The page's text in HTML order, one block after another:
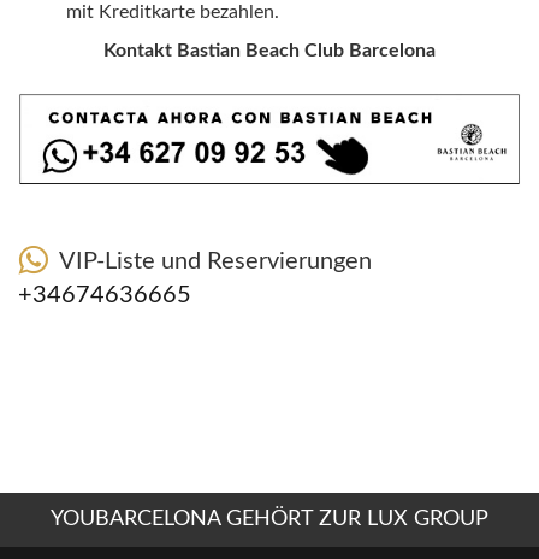
mit Kreditkarte bezahlen.
Kontakt Bastian Beach Club Barcelona
VIP-Liste und Reservierungen
+34674636665
YOUBARCELONA GEHÖRT ZUR LUX GROUP